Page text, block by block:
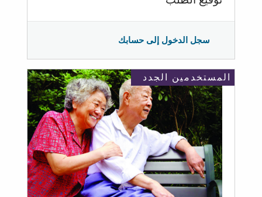
سجل الدخول إلى حسابك
المستخدمين الجدد